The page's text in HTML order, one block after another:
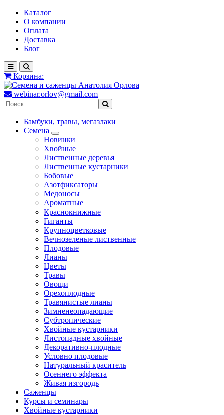
Каталог
О компании
Оплата
Доставка
Блог
Корзина:
webinar.orlov@gmail.com
Бамбуки, травы, мегазлаки
Семена
Новинки
Хвойные
Лиственные деревья
Лиственные кустарники
Бобовые
Азотфиксаторы
Медоносы
Ароматные
Краснокнижные
Гиганты
Крупноцветковые
Вечнозеленые лиственные
Плодовые
Лианы
Цветы
Травы
Овощи
Орехоплодные
Травянистые лианы
Зимненеопадающие
Субтропические
Хвойные кустарники
Листопадные хвойные
Декоративно-плодные
Условно плодовые
Натуральный краситель
Осеннего эффекта
Живая изгородь
Саженцы
Курсы и семинары
Хвойные кустарники